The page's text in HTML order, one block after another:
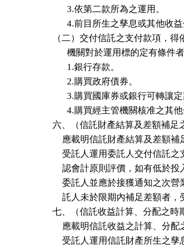
      3.依第二款所為之運用。
4.前目所生之孳息或其他收
（二）交付信託之支付款項，
機關對於運用標的定有條件
      1.銀行存款。
      2.購買政府債券。
3.購買國庫券或銀行可轉讓定
4.購買經主管機關核准之其
六、（信託財產結算及差額補足
應載明信託財產結算及差額補
受託人運用委託人交付信託
認會計原則評價，如有低於
委託人並應於接獲通知之次
託人未於限期內補足差額者
七、（信託收益計算、分配之時
應載明信託收益之計算、分配
受託人運用信託財產所生之